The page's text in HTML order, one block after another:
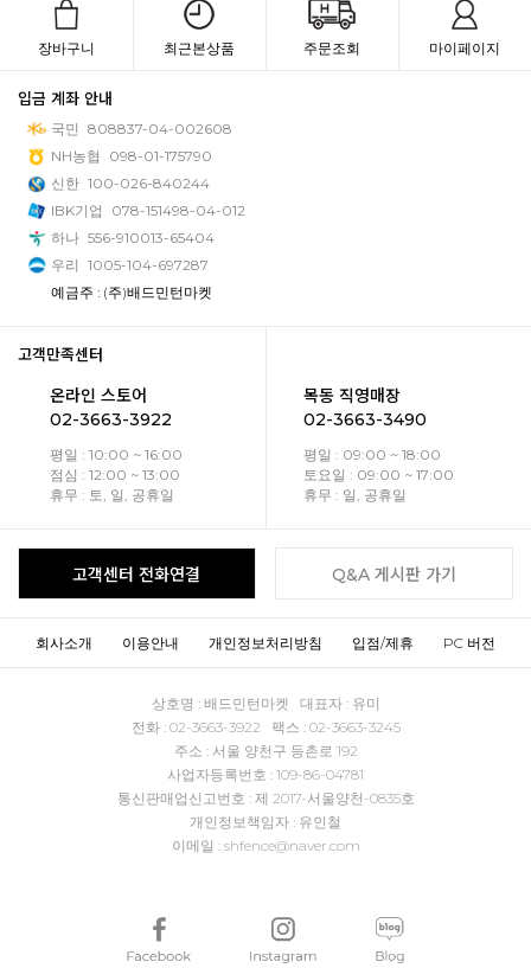
장바구니 최근본상품 주문조회 마이페이지
입금 계좌 안내
국민 808837-04-002608
NH농협
098-01-175790
신한 100-026-840244
IBK기업
078-151498-04-012
하나 556-910013-65404
우리 1005-104-697287
예금주 : (주)배드민턴마켓
고객만족센터
온라인 스토어
02-3663-3922
평일 : 10:00 ~ 16:00
점심 : 12:00 ~ 13:00
휴무 : 토, 일, 공휴일
목동 직영매장
02-3663-3490
평일 : 09:00 ~ 18:00
토요일 : 09:00 ~ 17:00
휴무 : 일, 공휴일
고객센터 전화연결 Q&A 게시판 가기
회사소개 이용안내 개인정보처리방침 입점/제휴 PC 버전
상호명 : 배드민턴마켓 대표자 : 유미
전화 : 02-3663-3922 팩스 : 02-3663-3245
주소 : 서울 양천구 등촌로 192
사업자등록번호 : 109-86-04781
통신판매업신고번호 : 제 2017-서울양천-0835호
개인정보책임자 : 유인철
이메일 : shfence@naver.com